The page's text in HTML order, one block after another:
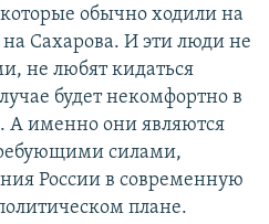
обычно ходили на
Сахарова. И эти люди не
не любят кидаться
будет некомфортно в
А именно они являются
силами,
России в современную
плане.